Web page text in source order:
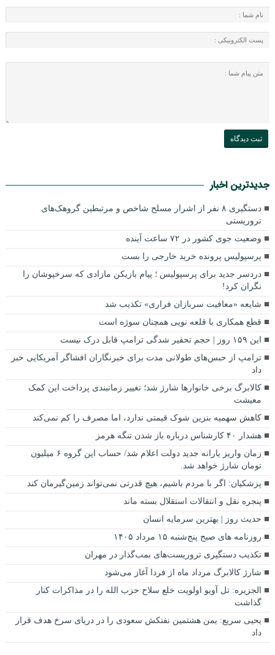
جدیدترین اخبار
دستگیری ۸ نفر از اشرار مسلح شاخص و مرتبطین گروهک‌های
تروریستی
وضعیت جوی کشور در ۷۲ ساعت آینده
پرسپولیس پرونده خرید خارجی را بست
دردسر جدید برای پرسپولیس ؛ پیام بازیکن مازادی که سرخپوشان را
نگران کرد!
شایعه «معافیت سربازان فراری» تکذیب شد
قطع همکاری با قلعه نویی همچنان سوژه است
این ۱۵۹ روز | حجم تحقیر شدگی ترامپ قابل درک نیست
ترامپ از حبس‌های طولانی مدت برای خبرنگاران افشاگر آمریکایی خبر
داد
کالابرگ برخی خانوارها شارژ شد؛ تغییر زمانبندی پرداخت این کمک
معیشت
کاهش سهمیه بنزین شوک قیمتی ندارد، اما مصرف را کم نمی‌کند
هشدار ۴۰ کارشناس درباره باز شدن تنگه هرمز
زمان واریز یارانه جدید دولت اعلام شد/ حساب این گروه ۶ میلیون
تومان شارژ خواهد شد.
پزشکیان: اگر با مردم باشیم، هیچ قدرتی نمی‌تواند زمین‌گیرمان کند
پنجره‌ نقل و انتقالات استقلال بسته ماند
حدیث روز | بهترین سرمایه انسان
روزنامه‌ های صبح پنج‌شنبه ۱۵ مرداد ۱۴۰۵
تکذیب دستگیری تروریست‌های بمب‌گذار در مهران
شارژ کالابرگ مرداد ماه از فردا آغاز می‌شود
الجزیره: تل آویو اولویت خلع سلاح حزب الله را در مذاکرات کنار
گذاشت
یحیی سریع: یمن هشتمین نفتکش سعودی را در دریای سرخ هدف قرار
داد